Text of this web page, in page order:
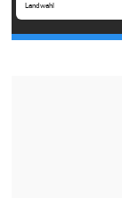
Landwahl